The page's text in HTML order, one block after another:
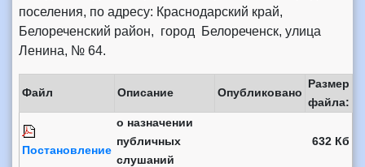
поселения, по адресу: Краснодарский край,
Белореченский район, город Белореченск, улица
Ленина, № 64.
Файл Описание Опубликовано
Размер
файла:
Постановление
о назначении
публичных
слушаний
632 Кб